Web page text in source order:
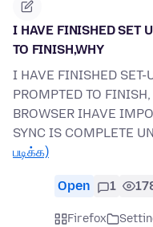
I HAVE FINISHED SET
TO FINISH,WHY
I HAVE FINISHED
PROMPTED TO
BROWSER IHAVE
SYNC IS COMPLETE
படிக்க)
Open 1
Firefox